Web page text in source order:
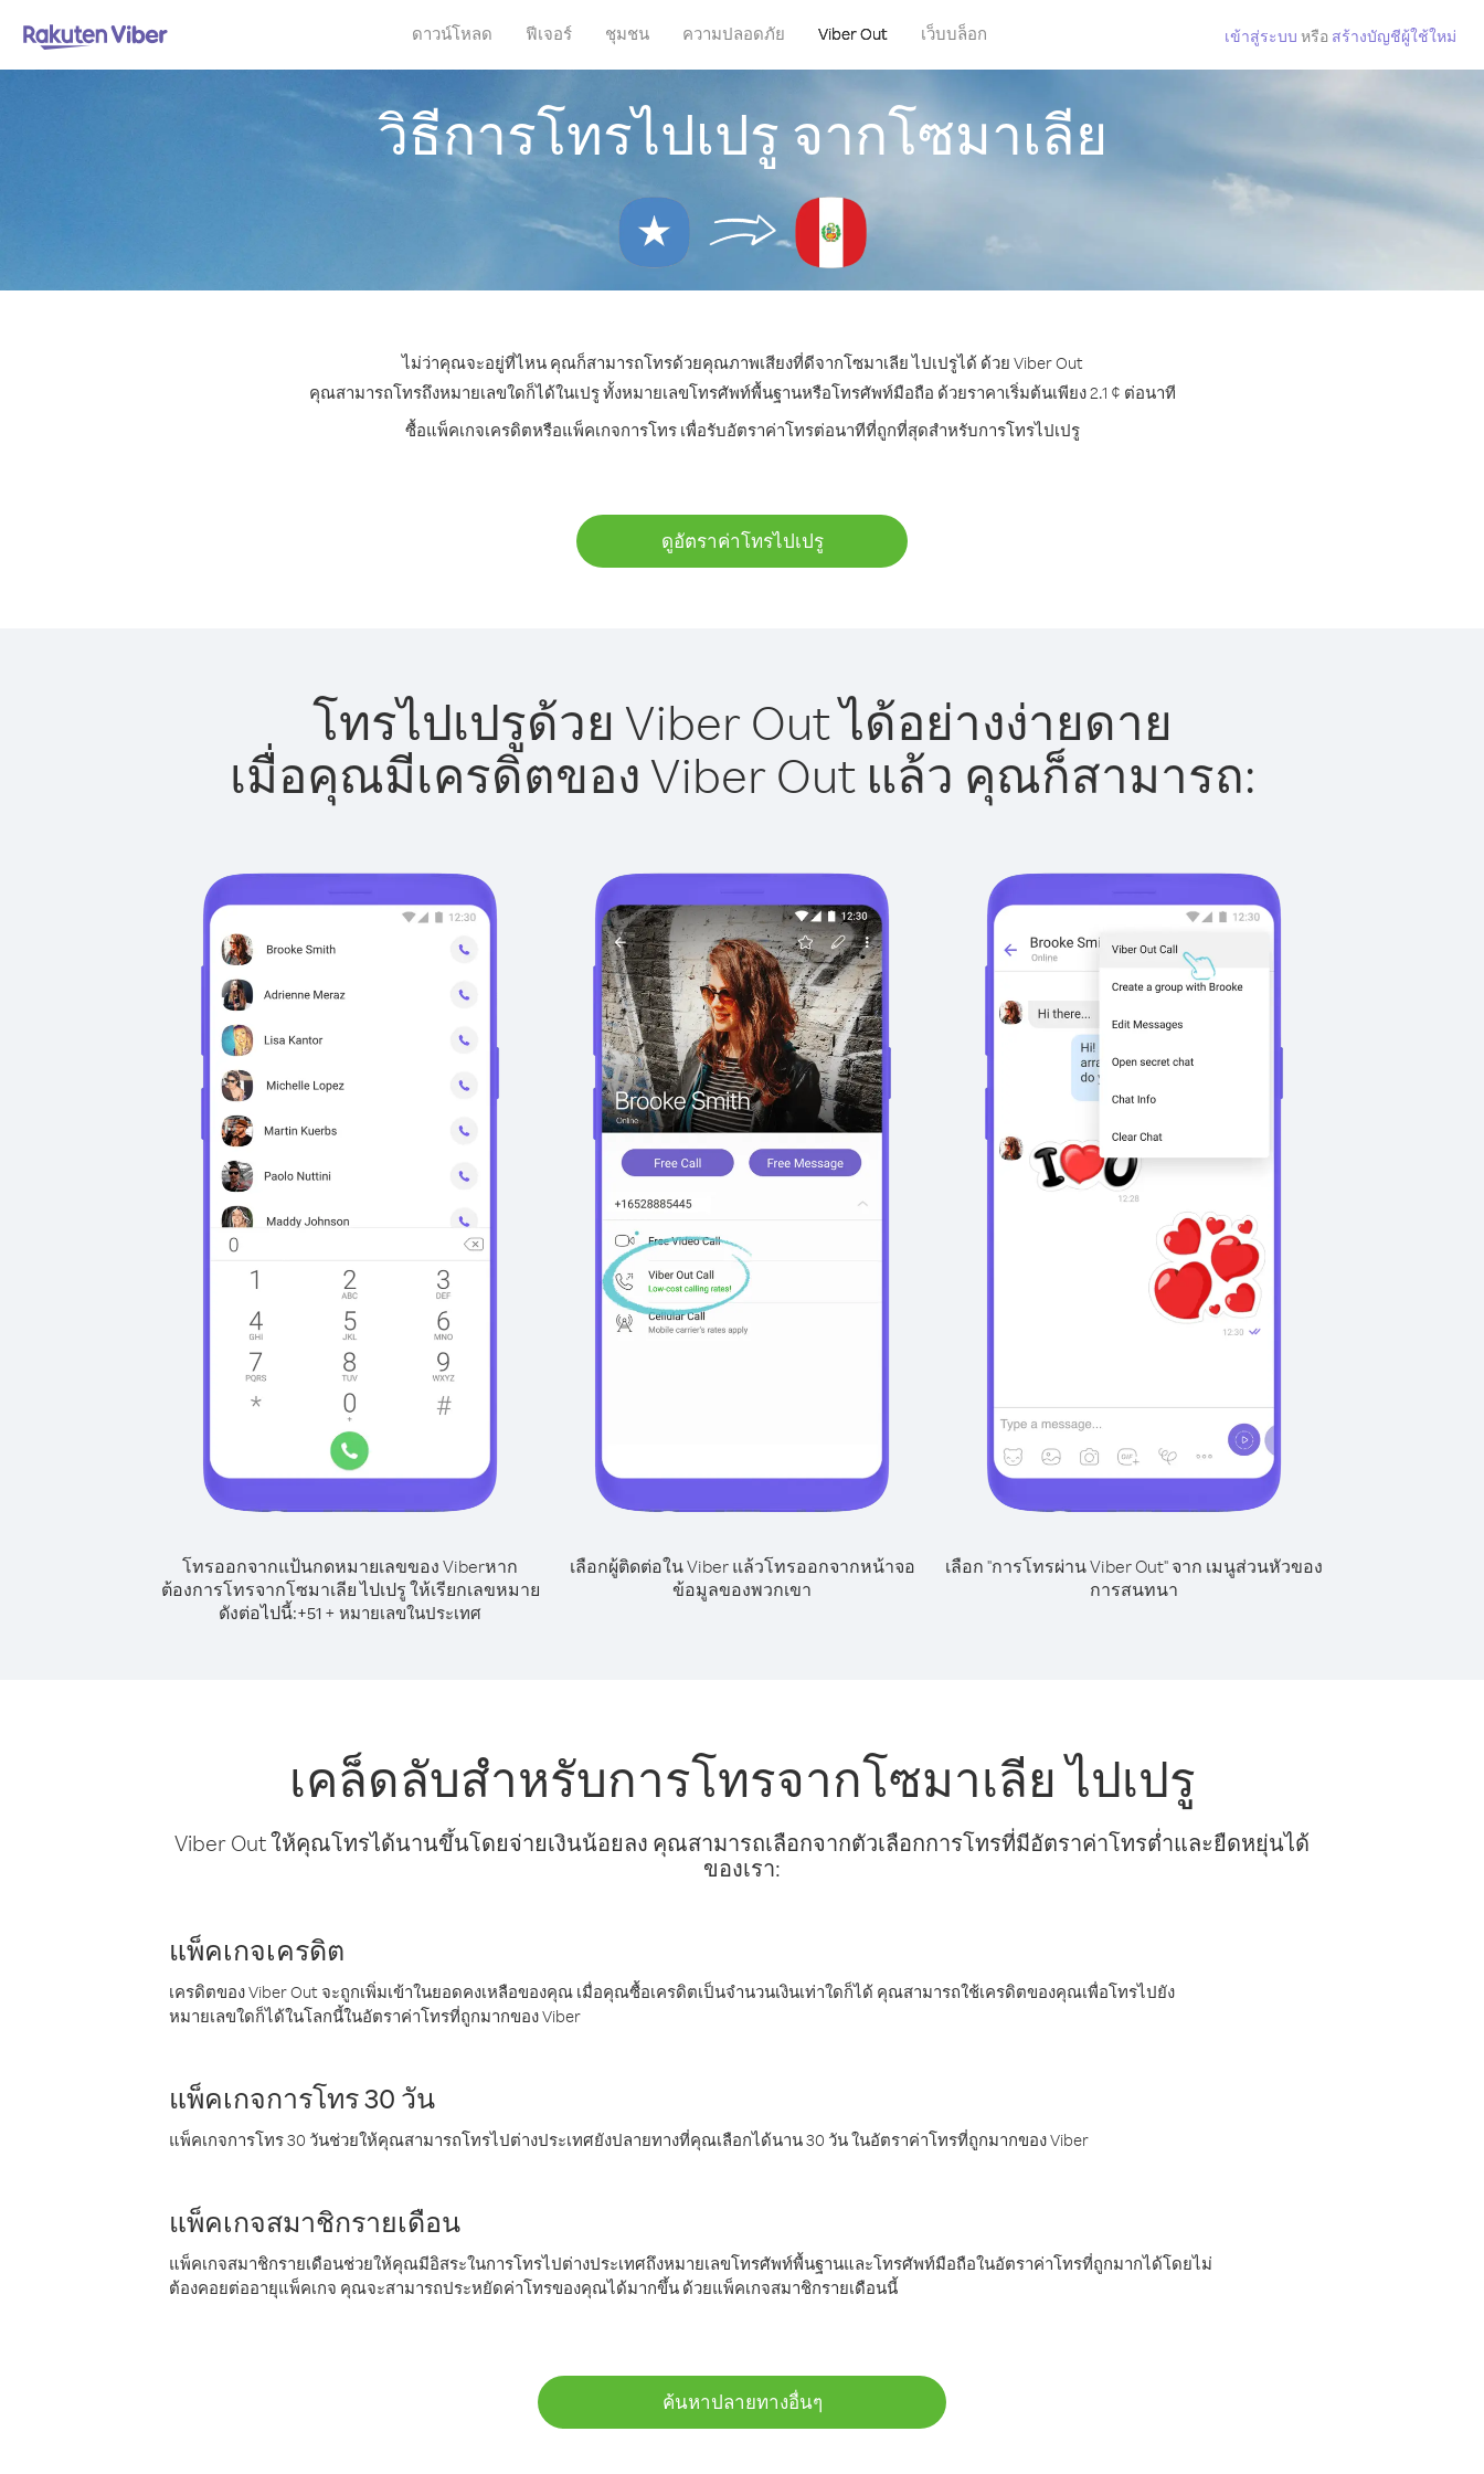
ดาวน์โหลด ฟีเจอร์ ชุมชน ความปลอดภัย Viber Out เว็บบล็อก เข้าสู่ระบบ หรือ สร้างบัญชีผู้ใช้ใหม่
วิธีการโทรไปเปรู จากโซมาเลีย
ไม่ว่าคุณจะอยู่ที่ไหน คุณก็สามารถโทรด้วยคุณภาพเสียงที่ดีจากโซมาเลีย ไปเปรูได้ ด้วย Viber Out
คุณสามารถโทรถึงหมายเลขใดก็ได้ในเปรู ทั้งหมายเลขโทรศัพท์พื้นฐานหรือโทรศัพท์มือถือ ด้วยราคาเริ่มต้นเพียง 2.1 ¢ ต่อนาที
ซื้อแพ็คเกจเครดิตหรือแพ็คเกจการโทร เพื่อรับอัตราค่าโทรต่อนาทีที่ถูกที่สุดสำหรับการโทรไปเปรู
ดูอัตราค่าโทรไปเปรู
โทรไปเปรูด้วย Viber Out ได้อย่างง่ายดาย
เมื่อคุณมีเครดิตของ Viber Out แล้ว คุณก็สามารถ:
โทรออกจากแป้นกดหมายเลขของ Viberหาก
ต้องการโทรจากโซมาเลีย ไปเปรู ให้เรียกเลขหมาย
ดังต่อไปนี้:+51 + หมายเลขในประเทศ
เลือกผู้ติดต่อใน Viber แล้วโทรออกจากหน้าจอ
ข้อมูลของพวกเขา
เลือก "การโทรผ่าน Viber Out" จาก เมนูส่วนหัวของ
การสนทนา
เคล็ดลับสำหรับการโทรจากโซมาเลีย ไปเปรู
Viber Out ให้คุณโทรได้นานขึ้นโดยจ่ายเงินน้อยลง คุณสามารถเลือกจากตัวเลือกการโทรที่มีอัตราค่าโทรต่ำและยืดหยุ่นได้
ของเรา:
แพ็คเกจเครดิต
เครดิตของ Viber Out จะถูกเพิ่มเข้าในยอดคงเหลือของคุณ เมื่อคุณซื้อเครดิตเป็นจำนวนเงินเท่าใดก็ได้ คุณสามารถใช้เครดิตของคุณเพื่อโทรไปยัง
หมายเลขใดก็ได้ในโลกนี้ในอัตราค่าโทรที่ถูกมากของ Viber
แพ็คเกจการโทร 30 วัน
แพ็คเกจการโทร 30 วันช่วยให้คุณสามารถโทรไปต่างประเทศยังปลายทางที่คุณเลือกได้นาน 30 วัน ในอัตราค่าโทรที่ถูกมากของ Viber
แพ็คเกจสมาชิกรายเดือน
แพ็คเกจสมาชิกรายเดือนช่วยให้คุณมีอิสระในการโทรไปต่างประเทศถึงหมายเลขโทรศัพท์พื้นฐานและโทรศัพท์มือถือในอัตราค่าโทรที่ถูกมากได้โดยไม่
ต้องคอยต่ออายุแพ็คเกจ คุณจะสามารถประหยัดค่าโทรของคุณได้มากขึ้น ด้วยแพ็คเกจสมาชิกรายเดือนนี้
ค้นหาปลายทางอื่นๆ